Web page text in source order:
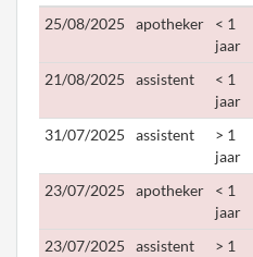
25/08/2025
apotheker
< 1
jaar
21/08/2025 assistent
< 1
jaar
31/07/2025 assistent
> 1
jaar
23/07/2025 apotheker
< 1
jaar
23/07/2025 assistent
> 1